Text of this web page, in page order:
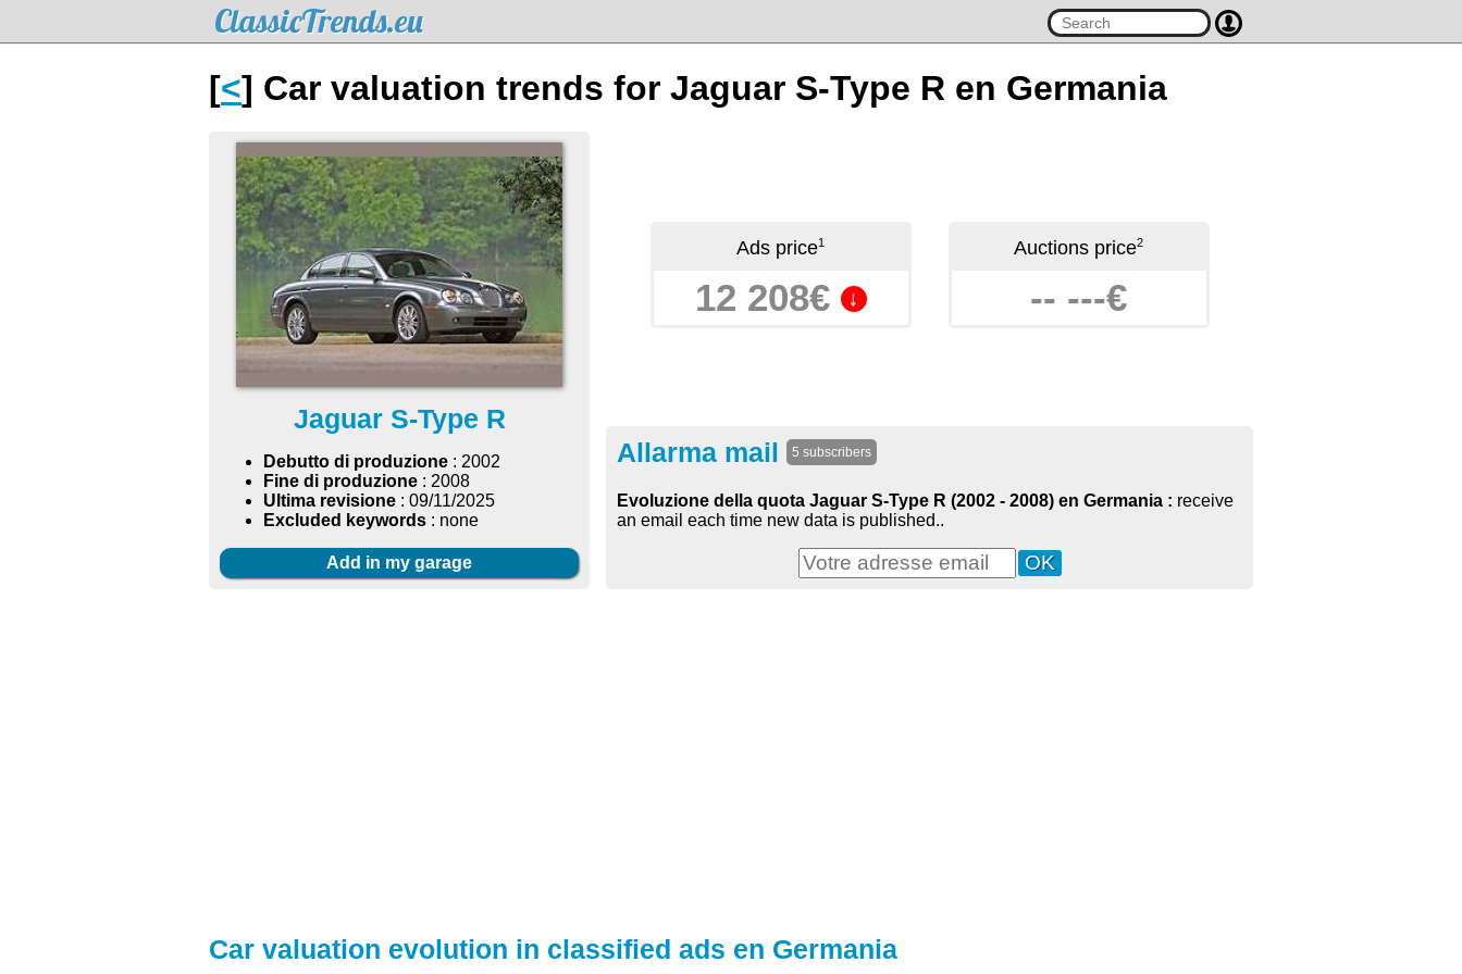
ClassicTrends.eu
[<] Car valuation trends for Jaguar S-Type R en Germania
Jaguar S-Type R
Debutto di produzione : 2002
Fine di produzione : 2008
Ultima revisione : 09/11/2025
Excluded keywords : none
Add in my garage
Ads price1
12 208€ ↓
Auctions price2
-- ---€
Allarma mail 5 subscribers
Evoluzione della quota Jaguar S-Type R (2002 - 2008) en Germania : receive
an email each time new data is published..
Car valuation evolution in classified ads en Germania